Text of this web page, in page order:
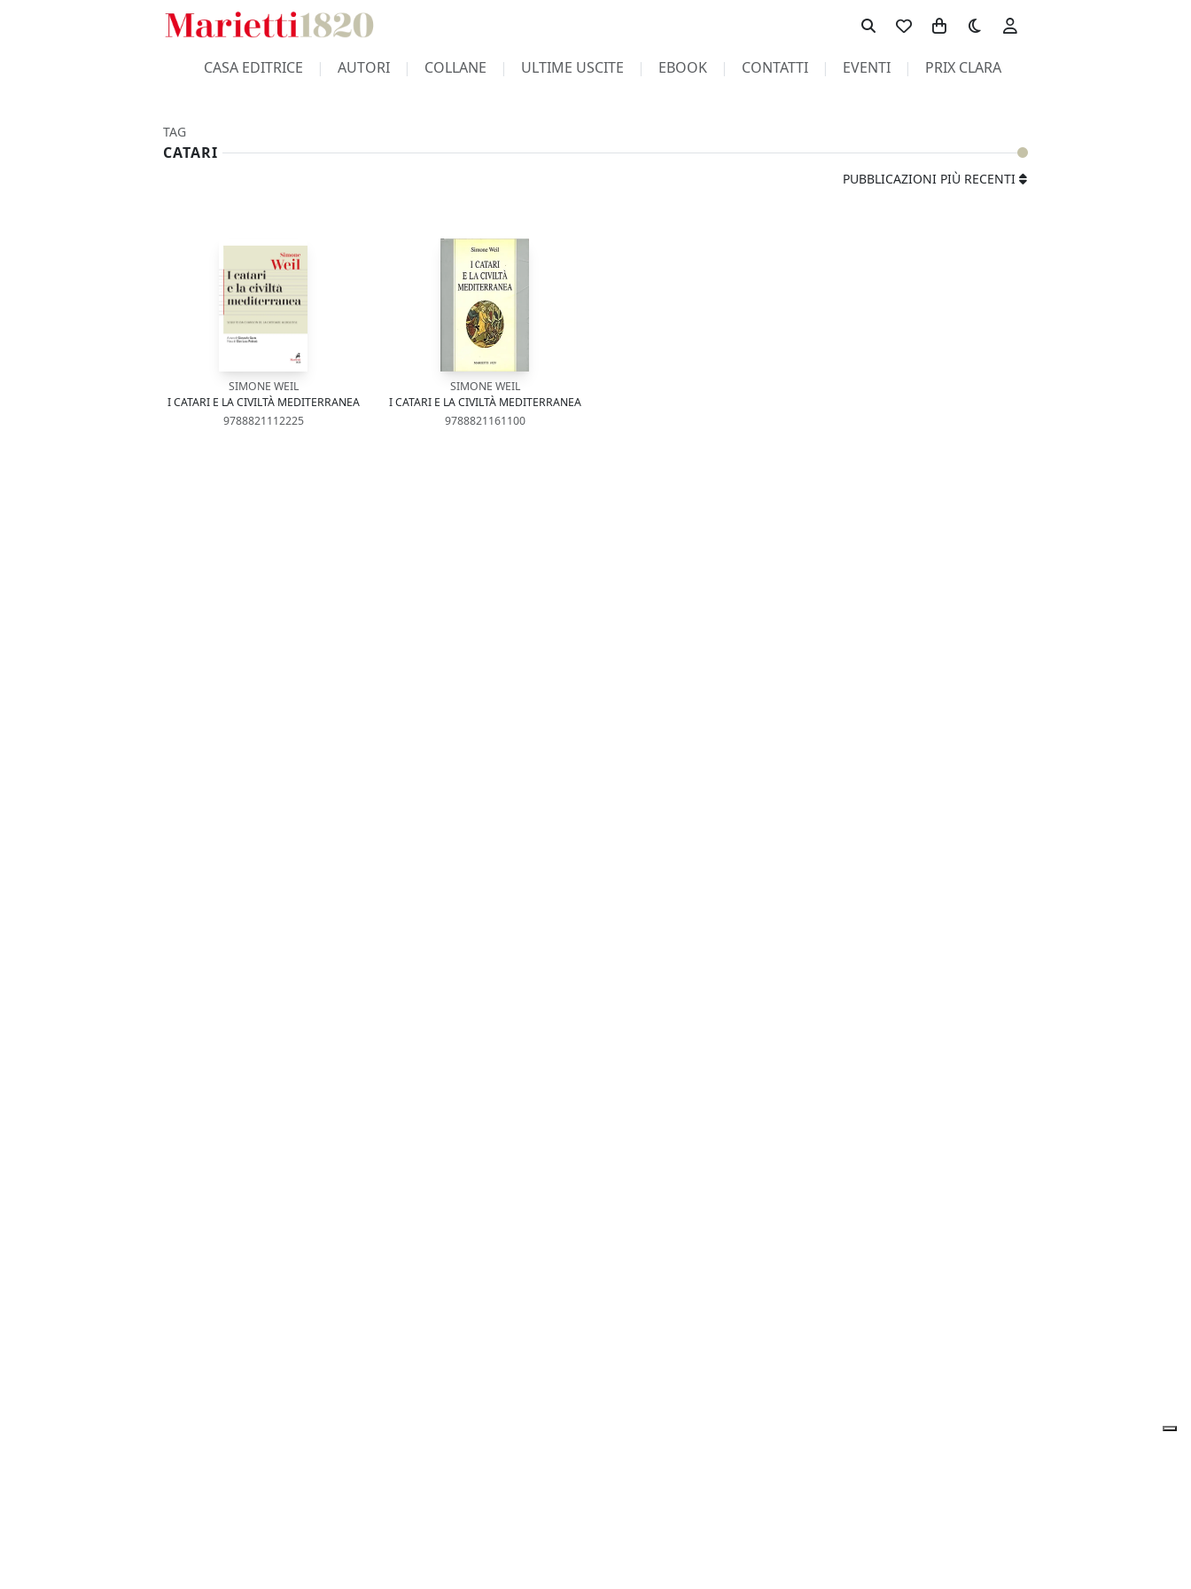
Toggle theme
CASA EDITRICE AUTORI COLLANE ULTIME USCITE EBOOK CONTATTI EVENTI PRIX CLARA
TAG
CATARI
PUBBLICAZIONI PIÙ RECENTI
SIMONE WEIL
I CATARI E LA CIVILTÀ MEDITERRANEA
9788821112225
SIMONE WEIL
I CATARI E LA CIVILTÀ MEDITERRANEA
9788821161100